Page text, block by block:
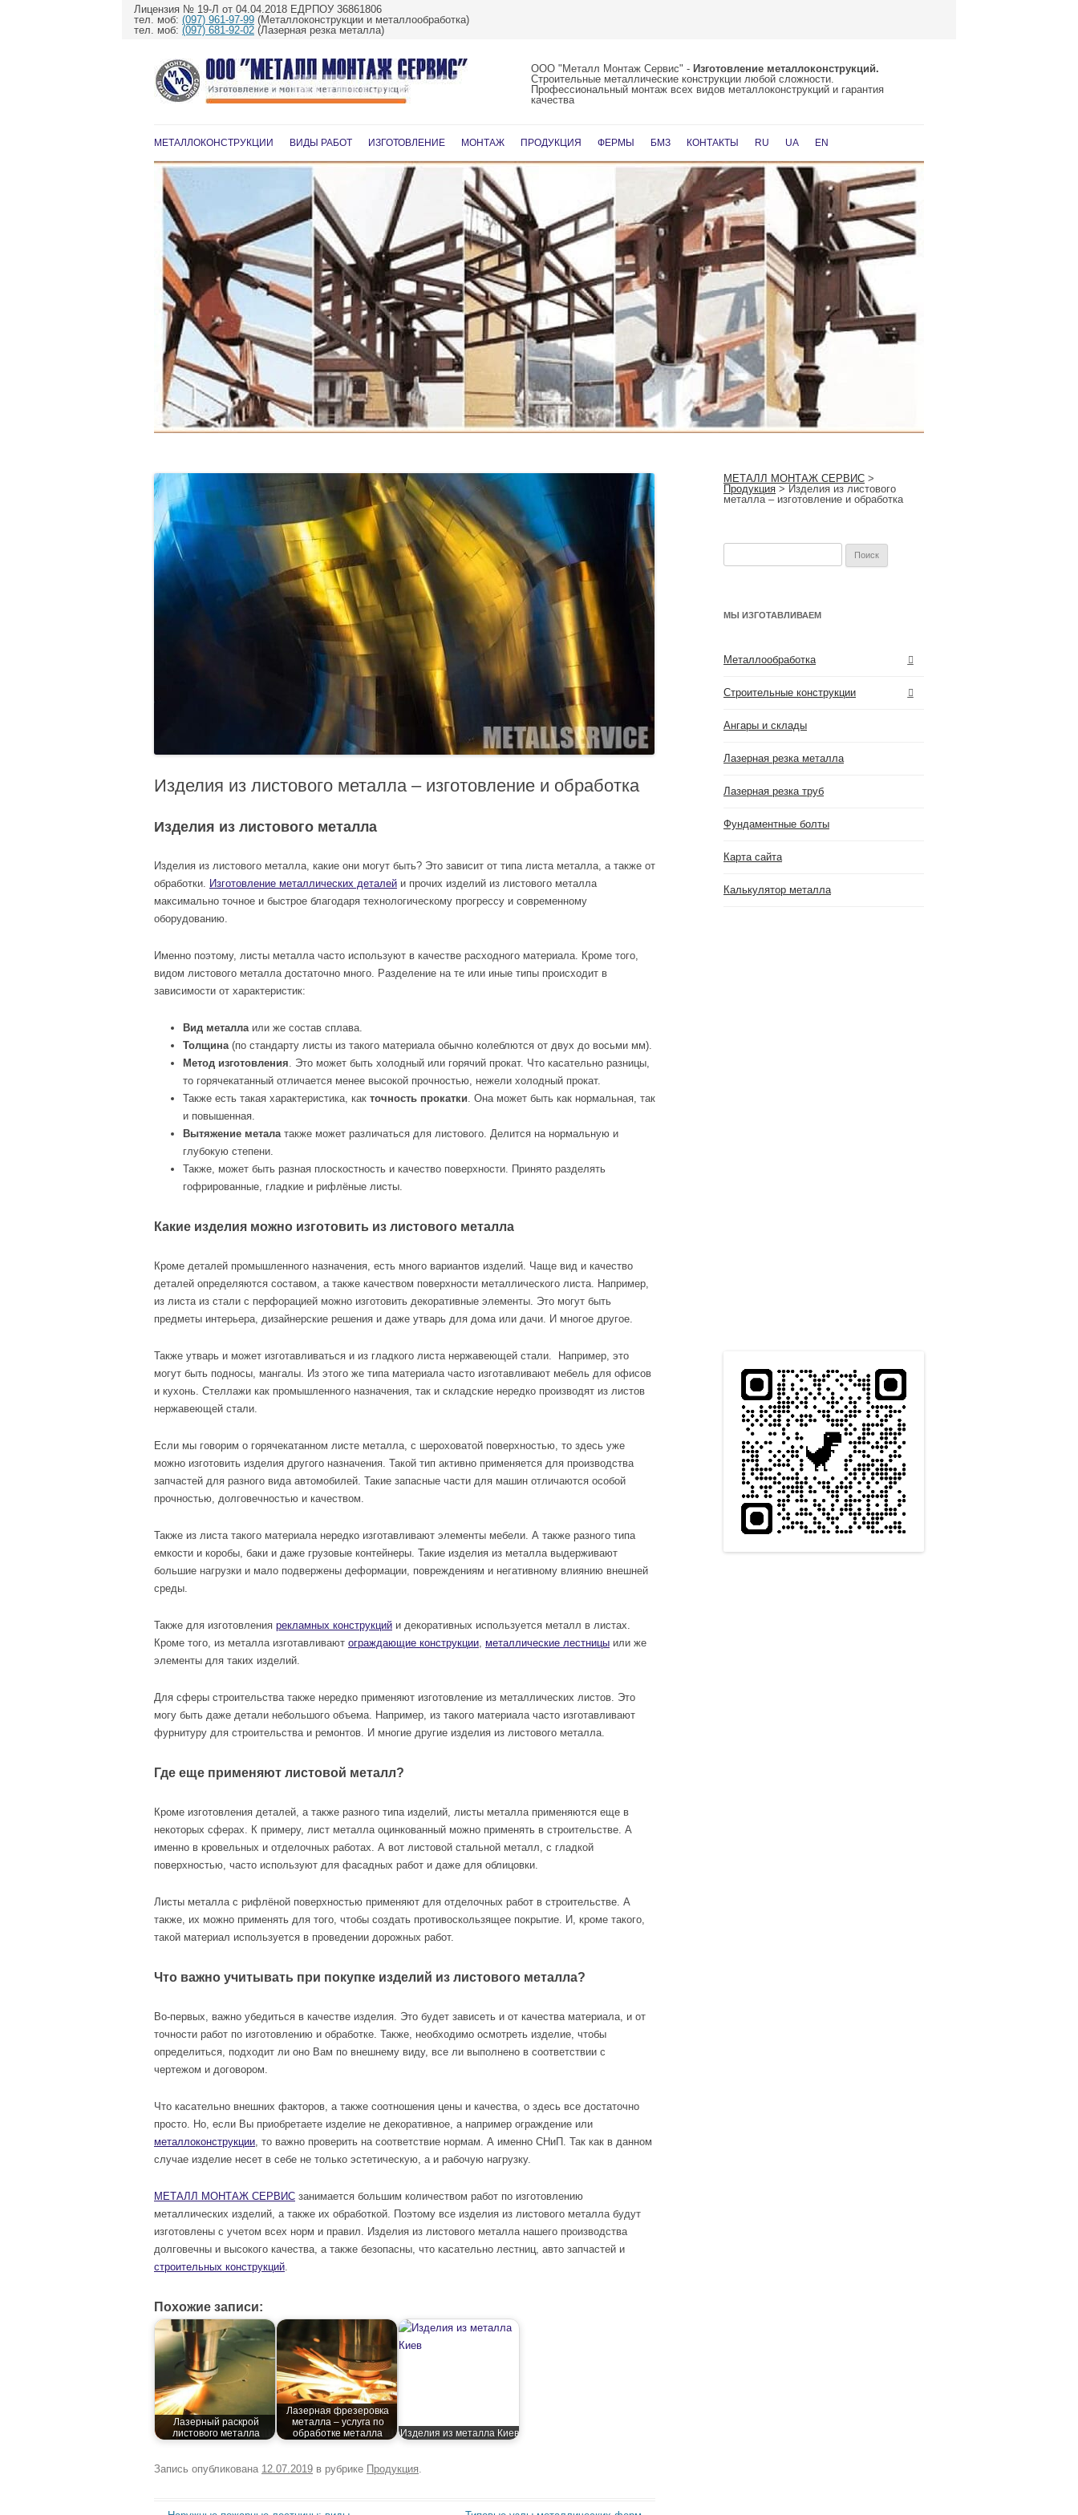
Лицензия № 19-Л от 04.04.2018 ЕДРПОУ 36861806
тел. моб: (097) 961-97-99 (Металлоконструкции и металлообработка)
тел. моб: (097) 681-92-02 (Лазерная резка металла)
ООО "Металл Монтаж Сервис" - Изготовление металлоконструкций.
Строительные металлические конструкции любой сложности.
Профессиональный монтаж всех видов металлоконструкций и гарантия
качества
к
содержимому
МЕТАЛЛОКОНСТРУКЦИИ ВИДЫ РАБОТ ИЗГОТОВЛЕНИЕ МОНТАЖ ПРОДУКЦИЯ ФЕРМЫ БМЗ КОНТАКТЫ RU UA EN
Изделия из листового металла – изготовление и обработка
Изделия из листового металла
Изделия из листового металла, какие они могут быть? Это зависит от типа листа металла, а также от
обработки. Изготовление металлических деталей и прочих изделий из листового металла
максимально точное и быстрое благодаря технологическому прогрессу и современному
оборудованию.
Именно поэтому, листы металла часто используют в качестве расходного материала. Кроме того,
видом листового металла достаточно много. Разделение на те или иные типы происходит в
зависимости от характеристик:
Вид металлаили же состав сплава.
Толщина(по стандарту листы из такого материала обычно колеблются от двух до восьми мм).
Метод изготовления. Это может быть холодный или горячий прокат. Что касательно разницы,
то горячекатанный отличается менее высокой прочностью, нежели холодный прокат.
Также есть такая характеристика, как точность прокатки. Она может быть как нормальная, так
и повышенная.
Вытяжение металатакже может различаться для листового. Делится на нормальную и
глубокую степени.
Также, может быть разная плоскостность и качество поверхности. Принято разделять
гофрированные, гладкие и рифлёные листы.
Какие изделия можно изготовить из листового металла
Кроме деталей промышленного назначения, есть много вариантов изделий. Чаще вид и качество
деталей определяются составом, а также качеством поверхности металлического листа. Например,
из листа из стали с перфорацией можно изготовить декоративные элементы. Это могут быть
предметы интерьера, дизайнерские решения и даже утварь для дома или дачи. И многое другое.
Также утварь и может изготавливаться и из гладкого листа нержавеющей стали. Например, это
могут быть подносы, мангалы. Из этого же типа материала часто изготавливают мебель для офисов
и кухонь. Стеллажи как промышленного назначения, так и складские нередко производят из листов
нержавеющей стали.
Если мы говорим о горячекатанном листе металла, с шероховатой поверхностью, то здесь уже
можно изготовить изделия другого назначения. Такой тип активно применяется для производства
запчастей для разного вида автомобилей. Такие запасные части для машин отличаются особой
прочностью, долговечностью и качеством.
Также из листа такого материала нередко изготавливают элементы мебели. А также разного типа
емкости и коробы, баки и даже грузовые контейнеры. Такие изделия из металла выдерживают
большие нагрузки и мало подвержены деформации, повреждениям и негативному влиянию внешней
среды.
Также для изготовления рекламных конструкций и декоративных используется металл в листах.
Кроме того, из металла изготавливают ограждающие конструкции, металлические лестницы или же
элементы для таких изделий.
Для сферы строительства также нередко применяют изготовление из металлических листов. Это
могу быть даже детали небольшого объема. Например, из такого материала часто изготавливают
фурнитуру для строительства и ремонтов. И многие другие изделия из листового металла.
Где еще применяют листовой металл?
Кроме изготовления деталей, а также разного типа изделий, листы металла применяются еще в
некоторых сферах. К примеру, лист металла оцинкованный можно применять в строительстве. А
именно в кровельных и отделочных работах. А вот листовой стальной металл, с гладкой
поверхностью, часто используют для фасадных работ и даже для облицовки.
Листы металла с рифлёной поверхностью применяют для отделочных работ в строительстве. А
также, их можно применять для того, чтобы создать противоскользящее покрытие. И, кроме такого,
такой материал используется в проведении дорожных работ.
Что важно учитывать при покупке изделий из листового металла?
Во-первых, важно убедиться в качестве изделия. Это будет зависеть и от качества материала, и от
точности работ по изготовлению и обработке. Также, необходимо осмотреть изделие, чтобы
определиться, подходит ли оно Вам по внешнему виду, все ли выполнено в соответствии с
чертежом и договором.
Что касательно внешних факторов, а также соотношения цены и качества, о здесь все достаточно
просто. Но, если Вы приобретаете изделие не декоративное, а например ограждение или
металлоконструкции, то важно проверить на соответствие нормам. А именно СНиП. Так как в данном
случае изделие несет в себе не только эстетическую, а и рабочую нагрузку.
МЕТАЛЛ МОНТАЖ СЕРВИС занимается большим количеством работ по изготовлению
металлических изделий, а также их обработкой. Поэтому все изделия из листового металла будут
изготовлены с учетом всех норм и правил. Изделия из листового металла нашего производства
долговечны и высокого качества, а также безопасны, что касательно лестниц, авто запчастей и
строительных конструкций.
Похожие записи:
Лазерный раскрой
листового металла
Лазерная фрезеровка
металла – услуга по
обработке металла
Изделия из металла Киев
Запись опубликована 12.07.2019 в рубрике Продукция.
МЕТАЛЛ МОНТАЖ СЕРВИС >
Продукция > Изделия из листового
металла – изготовление и обработка
МЫ ИЗГОТАВЛИВАЕМ
Металлообработка
Строительные конструкции
Ангары и склады
Лазерная резка металла
Лазерная резка труб
Фундаментные болты
Карта сайта
Калькулятор металла